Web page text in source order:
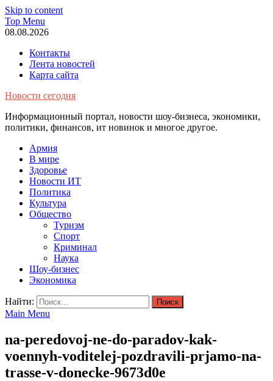
Skip to content
Top Menu
08.08.2026
Контакты
Лента новостей
Карта сайта
Новости сегодня
Информационный портал, новости шоу-бизнеса, экономики,
политики, финансов, ит новинок и многое другое.
Армия
В мире
Здоровье
Новости ИТ
Политика
Культура
Общество
Туризм
Спорт
Криминал
Наука
Шоу-бизнес
Экономика
Найти:
Main Menu
na-peredovoj-ne-do-paradov-kak-
voennyh-voditelej-pozdravili-prjamo-na-
trasse-v-donecke-9673d0e